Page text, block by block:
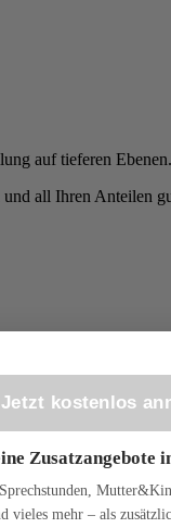
auf tieferen Ebenen.
all Ihren Anteilen
Ansatz.
– und ermöglichen
Jetzt kostenlos
Zusatzangebote
vieles mehr – als